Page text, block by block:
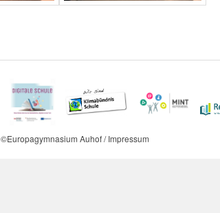
©Europagymnasium Auhof / Impressum